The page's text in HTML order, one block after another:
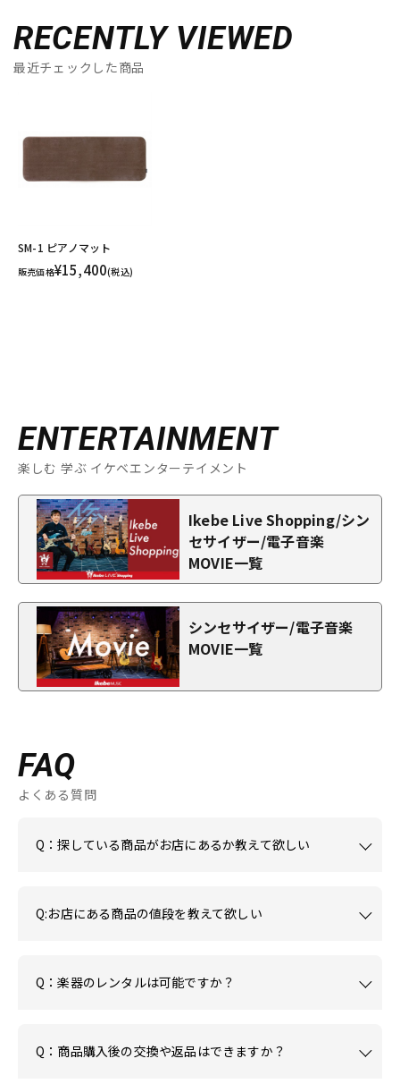
RECENTLY VIEWED
最近チェックした商品
SM-1 ピアノマット
販売価格¥15,400(税込)
ENTERTAINMENT
楽しむ 学ぶ イケベエンターテイメント
Ikebe Live Shopping/シン
セサイザー/電子音楽
MOVIE一覧
シンセサイザー/電子音楽
MOVIE一覧
FAQ
よくある質問
Q：探している商品がお店にあるか教えて欲しい
Q:お店にある商品の値段を教えて欲しい
Q：楽器のレンタルは可能ですか？
Q：商品購入後の交換や返品はできますか？